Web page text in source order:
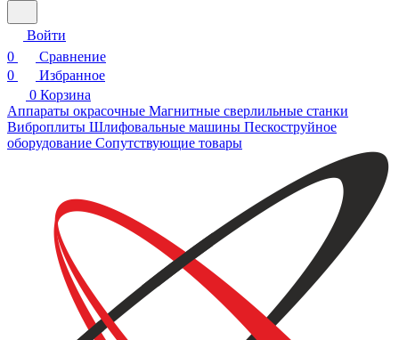
Войти
0
Сравнение
0
Избранное
0 Корзина
Аппараты окрасочные Магнитные сверлильные станки
Виброплиты Шлифовальные машины Пескоструйное
оборудование Сопутствующие товары